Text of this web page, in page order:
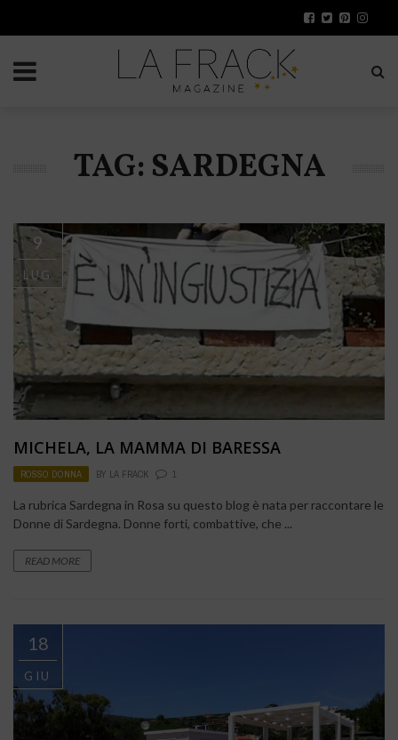
TAG: SARDEGNA
9
LUG
MICHELA, LA MAMMA DI BARESSA
ROSSO DONNA BY LA FRACK 1
La rubrica Sardegna in Rosa su questo blog è nata per raccontare le
Donne di Sardegna. Donne forti, combattive, che ...
READ MORE
18
GIU